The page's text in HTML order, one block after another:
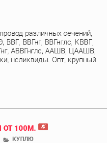
различных сечений,
ВВГнг, ВВГнглс, КВВГ,
АВВГнглс, ААШВ, ЦААШВ,
неликвиды. Опт, крупный
ОТ 100М.
КУПЛЮ